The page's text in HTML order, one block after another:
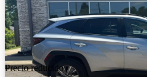
Precio reducido